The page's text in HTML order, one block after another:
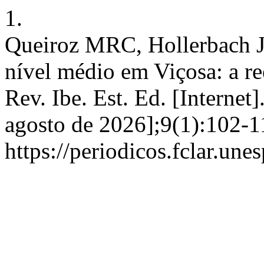
1.
Queiroz MRC, Hollerbach
nível médio em Viçosa: a
Rev. Ibe. Est. Ed.
agosto de 2026];9(1):102-
https://